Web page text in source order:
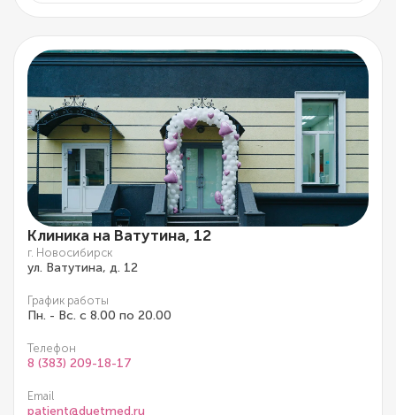
Клиника на Ватутина, 12
г. Новосибирск
ул. Ватутина, д. 12
График работы
Пн. - Вс. с 8.00 по 20.00
Телефон
8 (383) 209-18-17
Email
patient@duetmed.ru